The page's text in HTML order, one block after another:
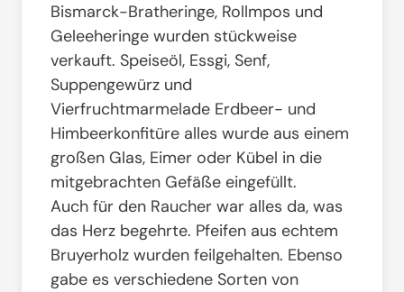
Bismarck-Bratheringe, Rollmpos und
Geleeheringe wurden stückweise
verkauft. Speiseöl, Essgi, Senf,
Suppengewürz und
Vierfruchtmarmelade Erdbeer- und
Himbeerkonfitüre alles wurde aus einem
großen Glas, Eimer oder Kübel in die
mitgebrachten Gefäße eingefüllt.
Auch für den Raucher war alles da, was
das Herz begehrte. Pfeifen aus echtem
Bruyerholz wurden feilgehalten. Ebenso
gabe es verschiedene Sorten von